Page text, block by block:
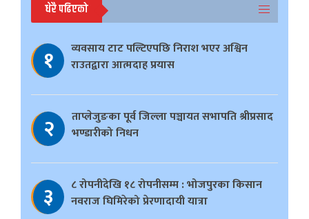
धेरै पढिएको
१
व्यवसाय टाट पल्टिएपछि निराश भएर अश्विन
राउतद्वारा आत्मदाह प्रयास
२
ताप्लेजुङका पूर्व जिल्ला पञ्चायत सभापति श्रीप्रसाद
भण्डारीको निधन
३
८ रोपनीदेखि १८ रोपनीसम्म : भोजपुरका किसान
नवराज घिमिरेको प्रेरणादायी यात्रा